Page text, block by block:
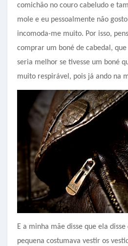
comichão no couro cabeludo e
mole e eu pessoalmente não
incomoda-me muito. Por isso,
comprar um boné de cabedal,
seria melhor se tivesse um boné
muito respirável, pois já ando na
E a minha mãe disse que ela
pequena costumava vestir os